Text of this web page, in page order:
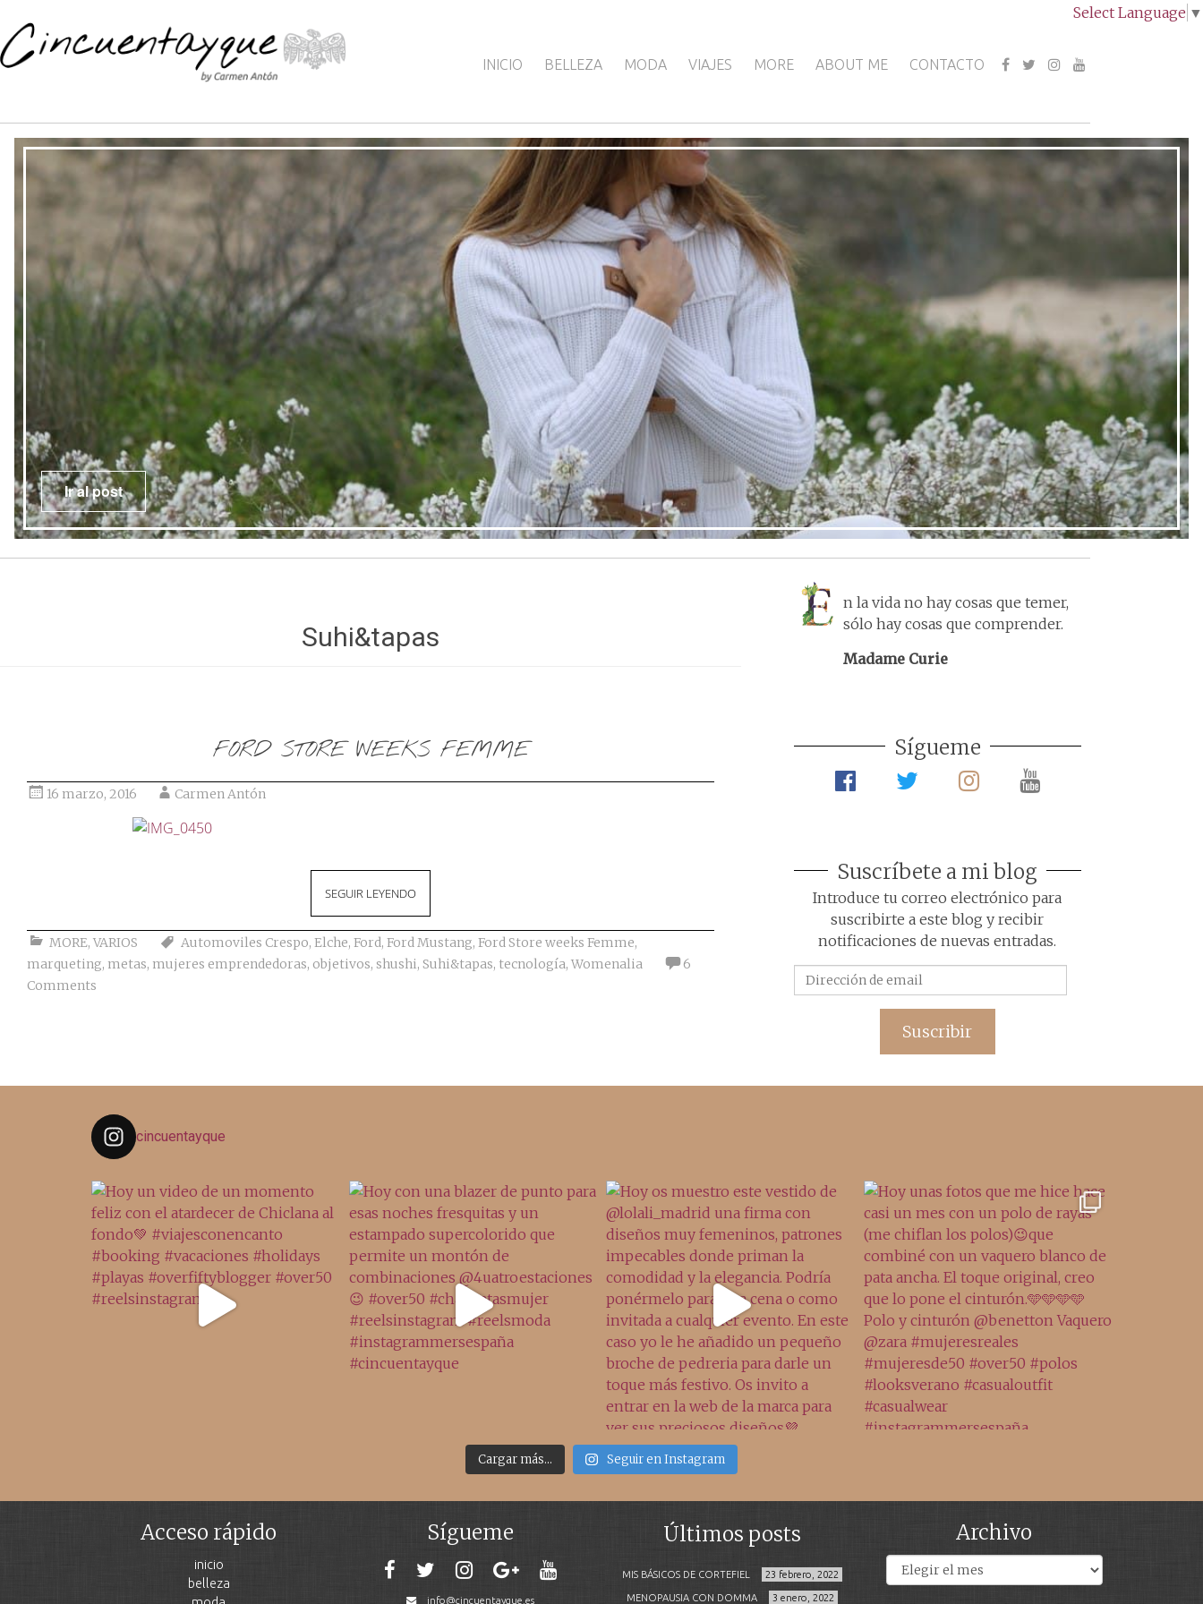
Select Language ▼
INICIO BELLEZA MODA VIAJES MORE ABOUT ME CONTACTO
Ir al post
Suhi&tapas
FORD STORE WEEKS FEMME
16 marzo, 2016 Carmen Antón
SEGUIR LEYENDO
MORE, VARIOS Automoviles Crespo, Elche, Ford, Ford Mustang, Ford Store weeks Femme,
marqueting, metas, mujeres emprendedoras, objetivos, shushi, Suhi&tapas, tecnología, Womenalia
6
Comments
n la vida no hay cosas que temer,
sólo hay cosas que comprender.
Madame Curie
Sígueme
Suscríbete a mi blog
Introduce tu correo electrónico para
suscribirte a este blog y recibir
notificaciones de nuevas entradas.
de
Suscribir
cincuentayque
Cargar más... Seguir en Instagram
Acceso rápido
inicio
belleza
Sígueme
info@cincuentayque.es
Últimos posts
MIS BÁSICOS DE CORTEFIEL 23 febrero, 2022
MENOPAUSIA CON DOMMA 3 enero, 2022
Archivo